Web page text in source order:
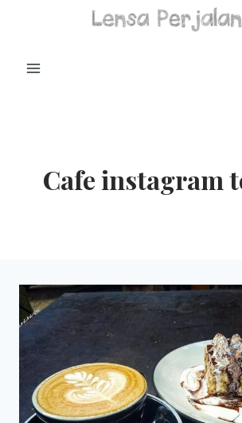
Cafe instagram